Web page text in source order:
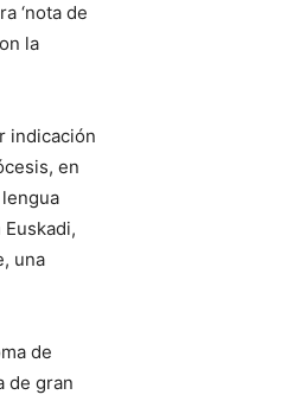
‘nota de
la
indicación
en
una
de
de gran